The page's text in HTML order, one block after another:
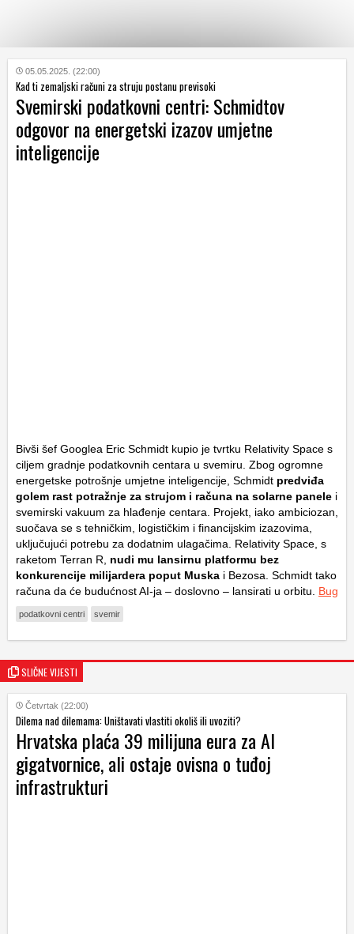
KATEGORIJE
HRVATSKI
WEB
05.05.2025. (22:00)
Kad ti zemaljski računi za struju postanu previsoki
Svemirski podatkovni centri: Schmidtov
odgovor na energetski izazov umjetne
inteligencije
Bivši šef Googlea Eric Schmidt kupio je tvrtku Relativity Space s
ciljem gradnje podatkovnih centara u svemiru. Zbog ogromne
energetske potrošnje umjetne inteligencije, Schmidt predviđa
golem rast potražnje za strujom i računa na solarne panele i
svemirski vakuum za hlađenje centara. Projekt, iako ambiciozan,
suočava se s tehničkim, logističkim i financijskim izazovima,
uključujući potrebu za dodatnim ulagačima. Relativity Space, s
raketom Terran R,
nudi mu lansirnu platformu bez
konkurencije milijardera poput Muska i Bezosa. Schmidt tako
računa da će budućnost AI-ja – doslovno – lansirati u orbitu. Bug
podatkovni centri svemir
SLIČNE VIJESTI
Četvrtak (22:00)
Dilema nad dilemama: Uništavati vlastiti okoliš ili uvoziti?
Hrvatska plaća 39 milijuna eura za AI
gigatvornice, ali ostaje ovisna o tuđoj
infrastrukturi